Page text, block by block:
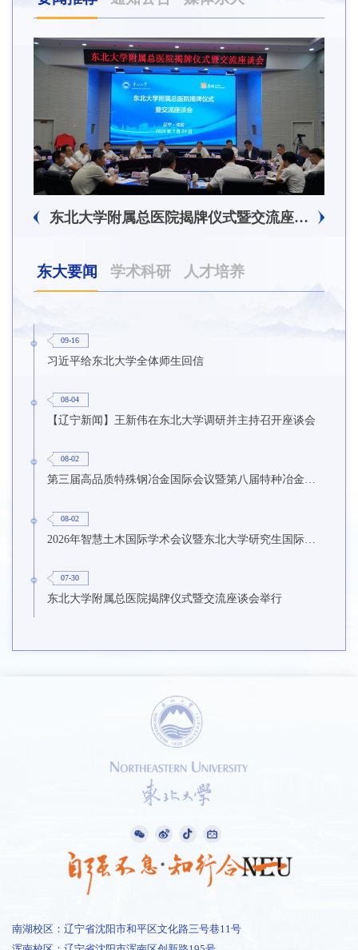
东北大学附属总医院揭牌仪式暨交流座谈会举行
东大要闻 学术科研 人才培养
09-16
习近平给东北大学全体师生回信
08-04
【辽宁新闻】王新伟在东北大学调研并主持召开座谈会
08-02
第三届高品质特殊钢冶金国际会议暨第八届特种冶金技术学术会议在东北大学召开
08-02
2026年智慧土木国际学术会议暨东北大学研究生国际暑期学校第九期在东北大学召开
07-30
东北大学附属总医院揭牌仪式暨交流座谈会举行
南湖校区：辽宁省沈阳市和平区文化路三号巷11号